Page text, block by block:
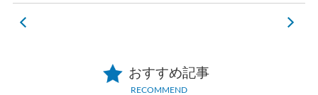
おすすめ記事
RECOMMEND